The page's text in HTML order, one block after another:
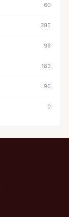
60
395
98
183
96
0